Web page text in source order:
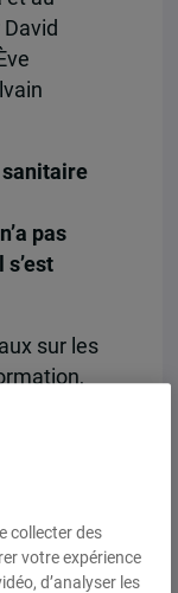
sanitaire
pas
sur les
et
collecter des
votre expérience
d’analyser les